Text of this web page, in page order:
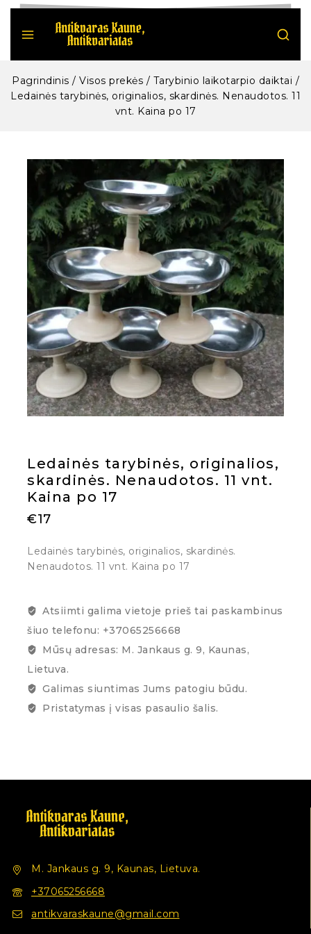
Pagrindinis / Visos prekės / Tarybinio laikotarpio daiktai /
Ledainės tarybinės, originalios, skardinės. Nenaudotos. 11
vnt. Kaina po 17
Ledainės tarybinės, originalios,
skardinės. Nenaudotos. 11 vnt.
Kaina po 17
€17
Ledainės tarybinės, originalios, skardinės.
Nenaudotos. 11 vnt. Kaina po 17
Atsiimti galima vietoje prieš tai paskambinus
šiuo telefonu: +37065256668
Mūsų adresas: M. Jankaus g. 9, Kaunas,
Lietuva.
Galimas siuntimas Jums patogiu būdu.
Pristatymas į visas pasaulio šalis.
M. Jankaus g. 9, Kaunas, Lietuva.
+37065256668
antikvaraskaune@gmail.com